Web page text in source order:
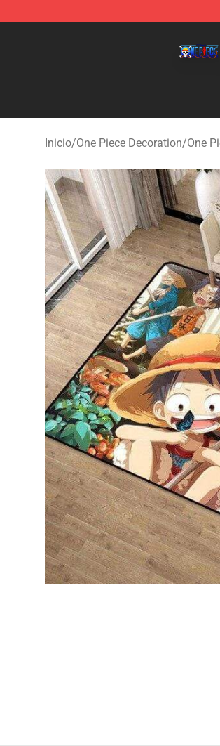
Inicio/One Piece Decoration/One